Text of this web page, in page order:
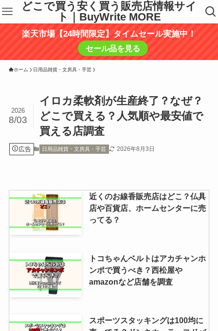
どこで買う安く買う販売店情報サイ
ト｜BuyWrite MORE
楽天市場【24時間限定】タイムセール実施中！
セール品を見る
ホーム 日用品雑貨・文房具・手芸
イロカ柔軟剤が生産終了？なぜ？
どこで買える？人気順や最安値で
買える店調査
2026
8/03
広告 日用品雑貨・文房具・手芸 2026年8月3日
近くのお線香販売店はどこ？仏具
店や百貨店、ホームセンターに売
ってる？
トコちゃんベルトはアカチャンホ
ンポで買うべき？西松屋や
amazonなど店舗を調査
スポーツスタッキングは100均に